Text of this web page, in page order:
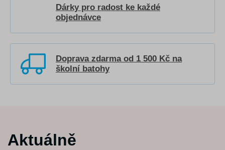
Dárky pro radost ke každé
objednávce
Doprava zdarma od 1 500 Kč na
školní batohy
Aktuálně